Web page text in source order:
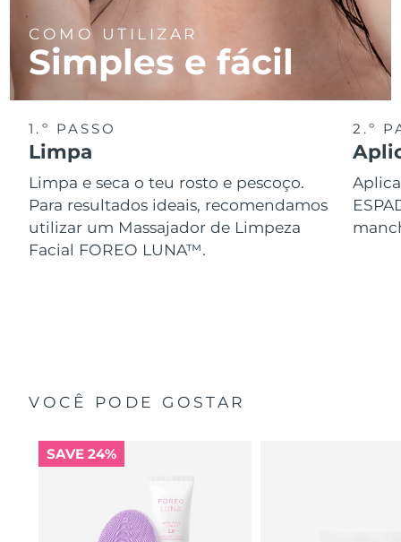
COMO UTILIZAR
Simples e fácil
1.º PASSO
Limpa
Limpa e seca o teu rosto e pescoço.
Para resultados ideais, recomendamos
utilizar um Massajador de Limpeza
Facial FOREO LUNA™.
2.º
VOCÊ PODE GOSTAR
SAVE 24%